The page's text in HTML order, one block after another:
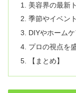
美容界の最新
季節やイベン
DIYやホーム
プロの視点を
【まとめ】